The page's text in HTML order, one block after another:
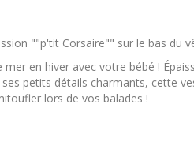
""p'tit Corsaire"" sur le bas du
en hiver avec votre bébé !
petits détails charmants, cette
lors de vos balades !